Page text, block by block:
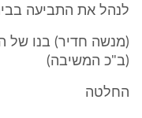
לנהל את התביעה
(מנשה חדיר) בנו של
(ב"כ המשיבה)
החלטה